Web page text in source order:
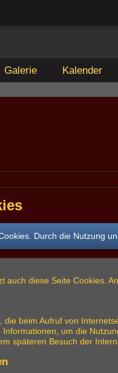
Galerie Kalender
Durch die Nutzung
auch diese Seite Cookies.
die beim Aufruf von
um die
späteren Besuch der